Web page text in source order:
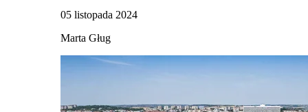
05 listopada 2024
Marta Gług